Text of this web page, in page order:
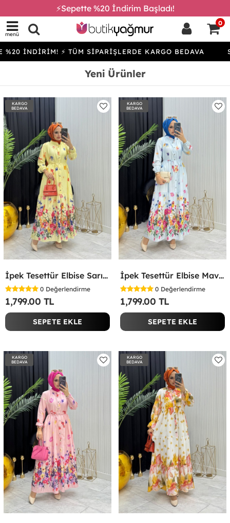
⚡Sepette %20 İndirim Başladı!
menü
0
⚡ TÜM SİPARİŞLERDE KARGO BEDAVA SEPETTE
Yeni Ürünler
KARGO
BEDAVA
İpek Tesettür Elbise Sarı Sarı
0 Değerlendirme
1,799.00 TL
SEPETE EKLE
KARGO
BEDAVA
İpek Tesettür Elbise Mavi Mavi
0 Değerlendirme
1,799.00 TL
SEPETE EKLE
KARGO
BEDAVA
KARGO
BEDAVA